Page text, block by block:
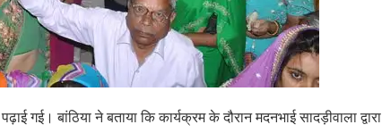
गई। बांठिया ने बताया कि कार्यक्रम के दौरान मदनभाई सादड़ीवाला द्वारा